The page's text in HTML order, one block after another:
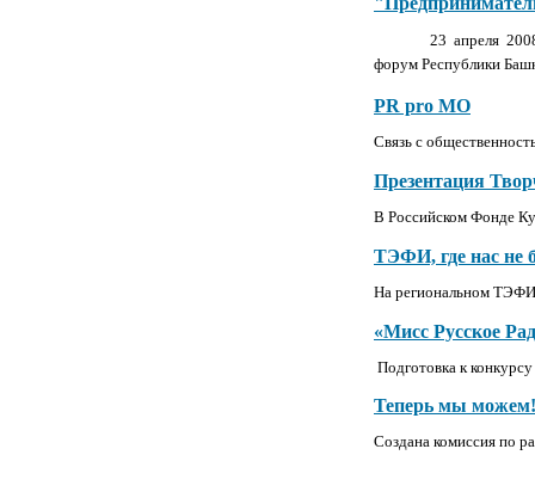
23 апреля
форум Республики
PR pro МО
Связь с
Презентация
В Российском Фонде
ТЭФИ, где нас не
На региональном ТЭФИ
«Мисс Русское
Подготовка к
Теперь мы можем!
Создана комиссия по